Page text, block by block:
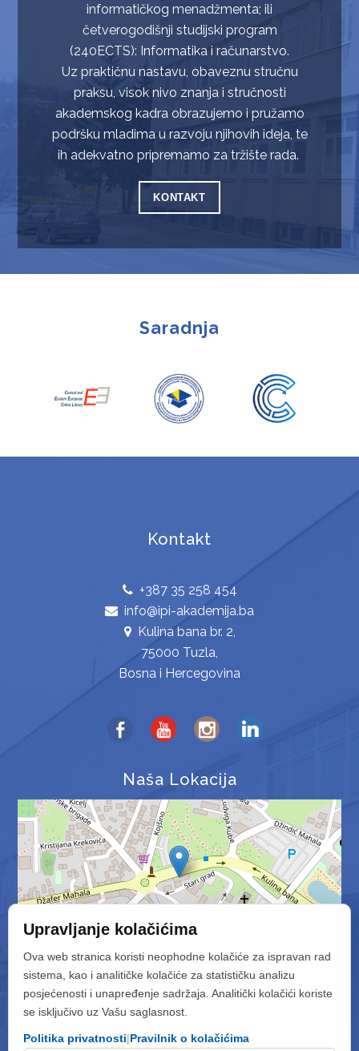
Upravljanje kolačićima
Ova web stranica koristi neophodne kolačiće za ispravan rad
sistema, kao i analitičke kolačiće za statističku analizu
posjećenosti i unapređenje sadržaja. Analitički kolačići koriste
se isključivo uz Vašu saglasnost.
Politika privatnosti|Pravilnik o kolačićima
informatičkog menadžmenta; ili
četverogodišnji studijski program
(240ECTS): Informatika i računarstvo.
Uz praktičnu nastavu, obaveznu stručnu
praksu, visok nivo znanja i stručnosti
akademskog kadra obrazujemo i pružamo
podršku mladima u razvoju njihovih ideja, te
ih adekvatno pripremamo za tržište rada.
KONTAKT
Saradnja
Kontakt
+387 35 258 454
info@ipi-akademija.ba
Kulina bana br. 2,
75000 Tuzla,
Bosna i Hercegovina
Naša Lokacija
Brojač posjeta
Broj online korisnika:
Broj jedinstvenih posjeta: